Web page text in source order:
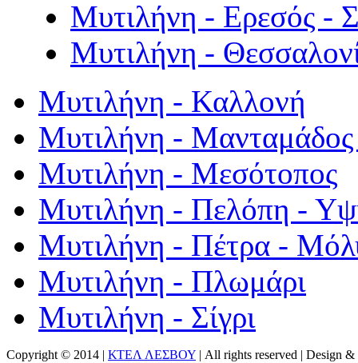
Μυτιλήνη - Ερεσός -
Μυτιλήνη -
Μυτιλήνη - Καλλονή
Μυτιλήνη - Μανταμάδος
Μυτιλήνη - Μεσότοπος
Μυτιλήνη - Πελόπη -
Μυτιλήνη - Πέτρα -
Μυτιλήνη - Πλωμάρι
Μυτιλήνη - Σίγρι
Copyright © 2014 | ΚΤΕΛ ΛΕΣΒΟΥ | All rights reserved | Design &